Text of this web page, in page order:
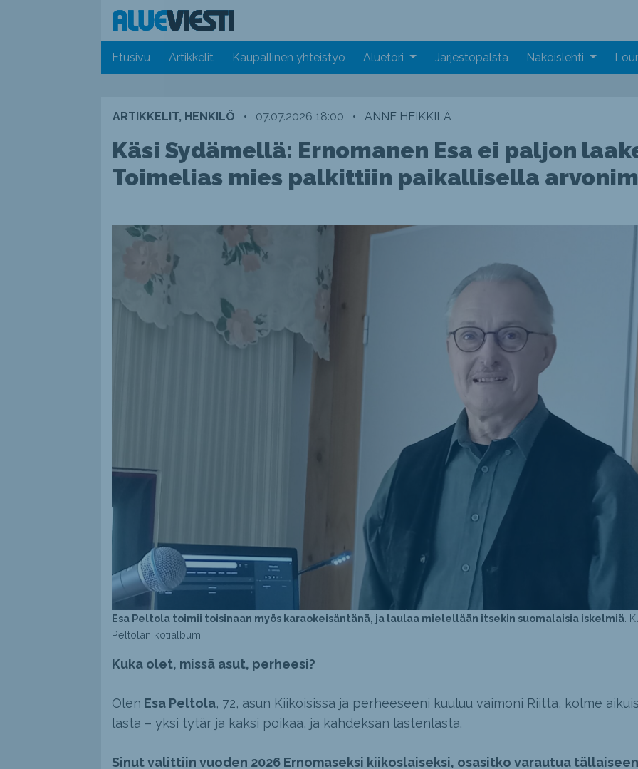
Etusivu Artikkelit Kaupallinen yhteistyö Aluetori Järjestöpalsta Näköislehti
ARTIKKELIT, HENKILÖ • 07.07.2026 18:00 • ANNE HEIKKILÄ
Käsi Sydämellä: Ernomanen Esa ei paljon
Toimelias mies palkittiin paikallisella
Esa Peltola toimii toisinaan myös karaokeisäntänä, ja laulaa mielellään itsekin suomalaisia iskelmiä.
Peltolan kotialbumi
Kuka olet, missä asut, perheesi?
Olen Esa Peltola, 72, asun Kiikoisissa ja perheeseeni kuuluu vaimoni Riitta, kolme
lasta – yksi tytär ja kaksi poikaa, ja kahdeksan lastenlasta.
Sinut valittiin vuoden 2026 Ernomaseksi kiikoslaiseksi, osasitko varautua tällaiseen